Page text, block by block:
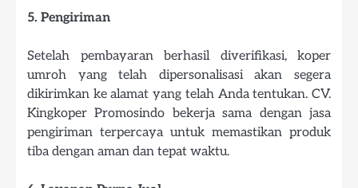
5. Pengiriman
Setelah pembayaran berhasil diverifikasi, koper
umroh yang telah dipersonalisasi akan segera
dikirimkan ke alamat yang telah Anda tentukan. CV.
Kingkoper Promosindo bekerja sama dengan jasa
pengiriman terpercaya untuk memastikan produk
tiba dengan aman dan tepat waktu.